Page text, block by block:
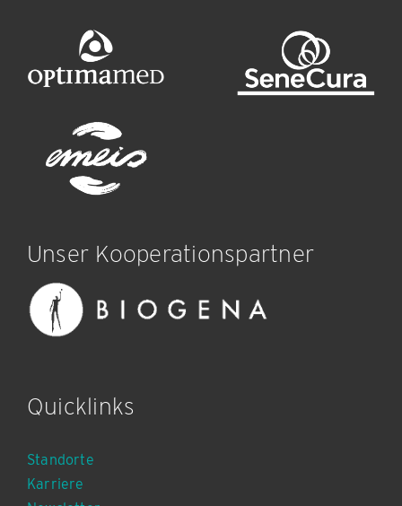
Unser Kooperationspartner
Quicklinks
Standorte
Karriere